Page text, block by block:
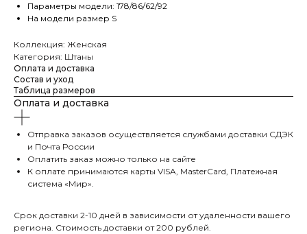
Параметры модели: 178/86/62/92
На модели размер S
Коллекция: Женская
Категория: Штаны
Оплата и доставка
Состав и уход
Таблица размеров
Оплата и доставка
Отправка заказов осуществляется службами доставки СДЭК
и Почта России
Оплатить заказ можно только на сайте
К оплате принимаются карты VISA, MasterCard, Платежная
система «Мир».
Срок доставки 2-10 дней в зависимости от удаленности вашего
региона. Стоимость доставки от 200 рублей.